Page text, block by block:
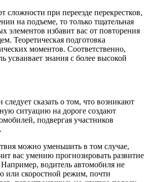
сложности при переезде перекрестков,
на подъеме, то только тщательная
элементов избавит вас от повторения
Теоретическая подготовка
моментов. Соответственно,
усваивает знания с более высокой
сказать о том, что возникают
ситуацию на дороге создают
подвергая участников
можно уменьшить в том случае,
вас умению прогнозировать развитие
водитель автомобиля не
или скоростной режим, почти